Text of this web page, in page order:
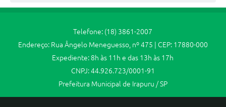
Telefone: (18) 3861-2007
Endereço: Rua Ângelo Meneguesso, nº 475 | CEP: 17880-000
Expediente: 8h às 11h e das 13h às 17h
CNPJ: 44.926.723/0001-91
Prefeitura Municipal de Irapuru / SP